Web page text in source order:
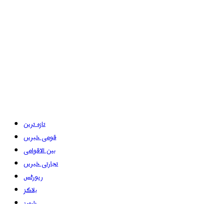
تازہ ترین
قومی خبریں
بین الاقوامی
تجارتی خبریں
رپورٹس
بلاگز